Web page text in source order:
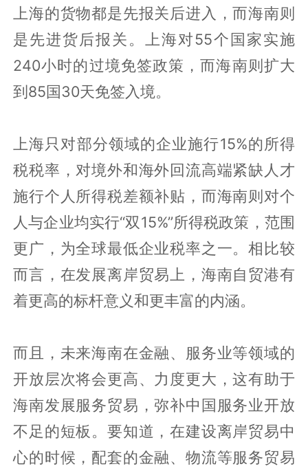
上海的货物都是先报关后进入，而海南则
是先进货后报关。上海对55个国家实施
240小时的过境免签政策，而海南则扩大
到85国30天免签入境。
上海只对部分领域的企业施行15%的所得
税税率，对境外和海外回流高端紧缺人才
施行个人所得税差额补贴，而海南则对个
人与企业均实行“双15%”所得税政策，范围
更广，为全球最低企业税率之一。相比较
而言，在发展离岸贸易上，海南自贸港有
着更高的标杆意义和更丰富的内涵。
而且，未来海南在金融、服务业等领域的
开放层次将会更高、力度更大，这有助于
海南发展服务贸易，弥补中国服务业开放
不足的短板。要知道，在建设离岸贸易中
心的时候，配套的金融、物流等服务贸易